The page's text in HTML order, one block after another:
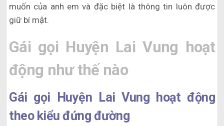
muốn của anh em và đặc biệt là thông tin luôn được
giữ bí mật.
Gái gọi Huyện Lai Vung hoạt
động như thế nào
Gái gọi Huyện Lai Vung hoạt động
theo kiểu đứng đường